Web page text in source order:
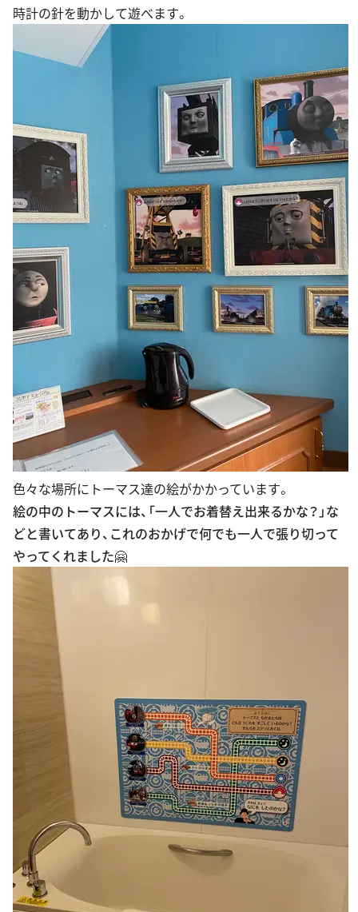
時計の針を動かして遊べます。
色々な場所にトーマス達の絵がかかっています。
絵の中のトーマスには、「一人でお着替え出来るかな？」な
どと書いてあり、これのおかげで何でも一人で張り切って
やってくれました🤗